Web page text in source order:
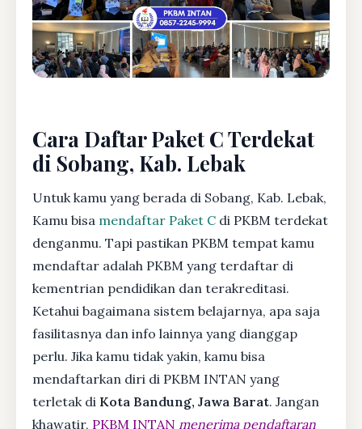
Cara Daftar Paket C Terdekat
di Sobang, Kab. Lebak
Untuk kamu yang berada di Sobang, Kab. Lebak,
Kamu bisa mendaftar Paket C di PKBM terdekat
denganmu. Tapi pastikan PKBM tempat kamu
mendaftar adalah PKBM yang terdaftar di
kementrian pendidikan dan terakreditasi.
Ketahui bagaimana sistem belajarnya, apa saja
fasilitasnya dan info lainnya yang dianggap
perlu. Jika kamu tidak yakin, kamu bisa
mendaftarkan diri di PKBM INTAN yang
terletak di Kota Bandung, Jawa Barat. Jangan
khawatir, PKBM INTAN menerima pendaftaran